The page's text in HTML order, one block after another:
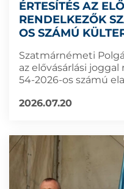
ÉRTESÍTÉS AZ
RENDELKEZŐK
OS SZÁMÚ
Szatmárnémeti
az elővásárlási
54-2026-os számú
2026.07.20